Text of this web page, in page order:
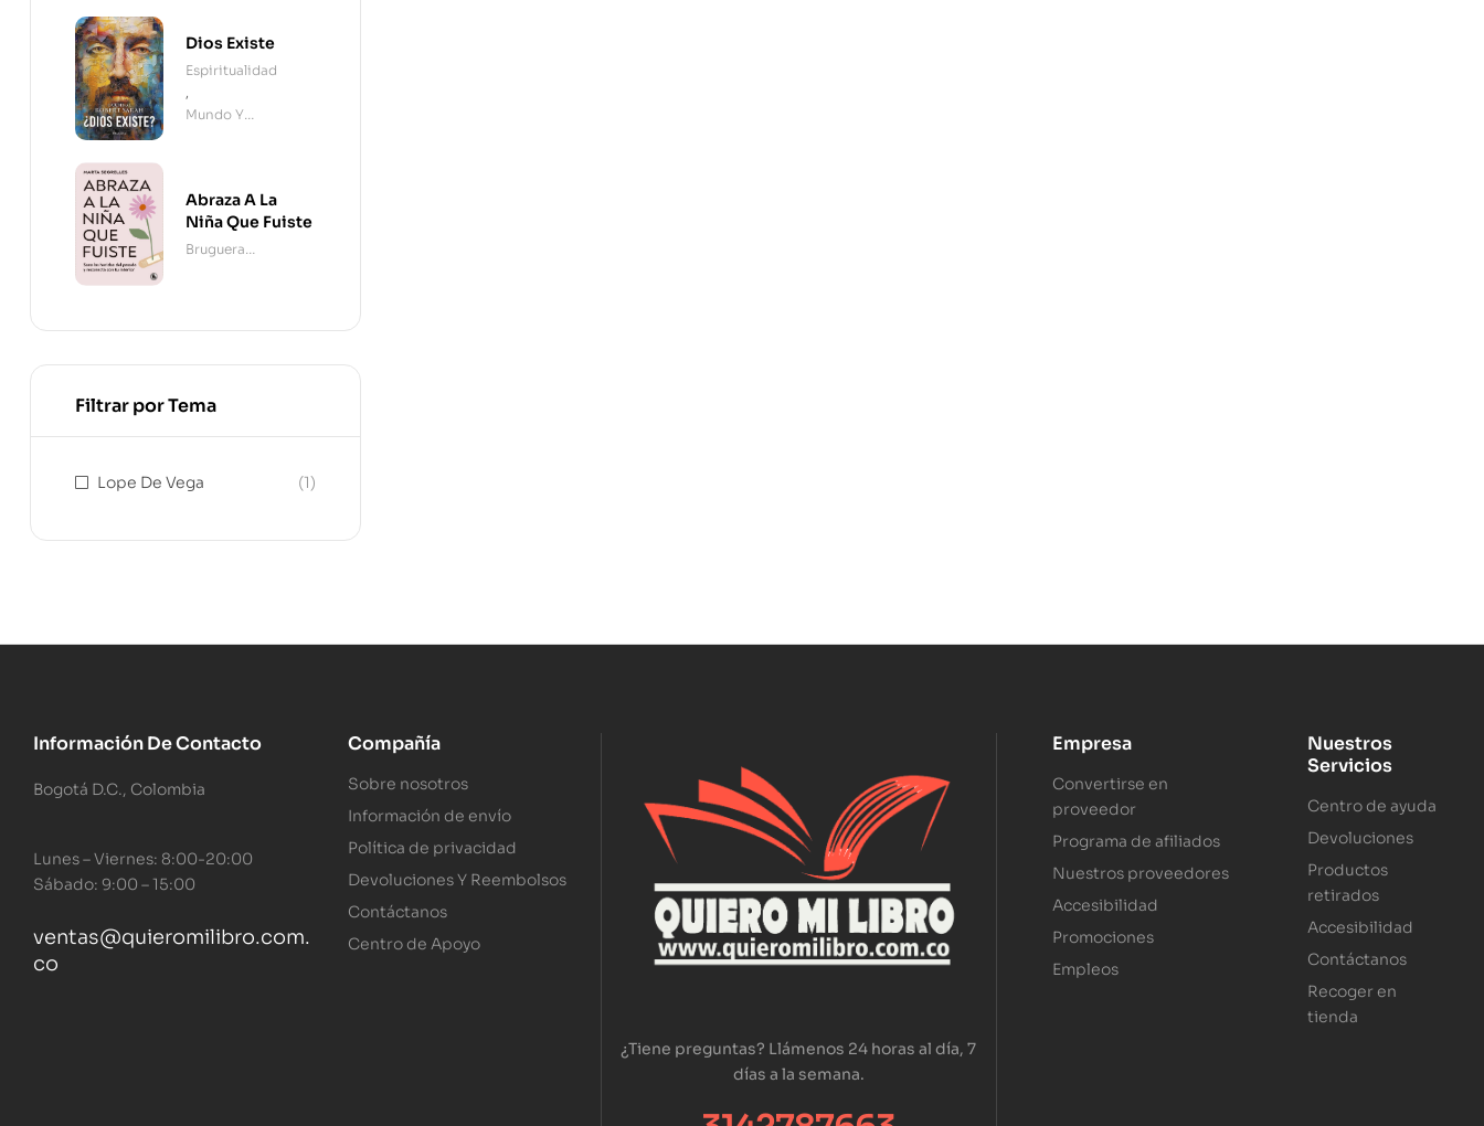
Dios Existe
Espiritualidad
,
Mundo Y
Abraza A La
Niña Que Fuiste
Bruguera
Filtrar por Tema
Lope De Vega (1)
Información De Contacto
Bogotá D.C., Colombia
Lunes – Viernes: 8:00-20:00
Sábado: 9:00 – 15:00
ventas@quieromilibro.com.
co
Compañía
Sobre nosotros
Información de envío
Política de privacidad
Devoluciones Y Reembolsos
Contáctanos
Centro de Apoyo
¿Tiene preguntas? Llámenos 24 horas al día, 7
días a la semana.
Empresa
Convertirse en
proveedor
Programa de afiliados
Nuestros proveedores
Accesibilidad
Promociones
Empleos
Nuestros
Servicios
Centro de ayuda
Devoluciones
Productos
retirados
Accesibilidad
Contáctanos
Recoger en
tienda